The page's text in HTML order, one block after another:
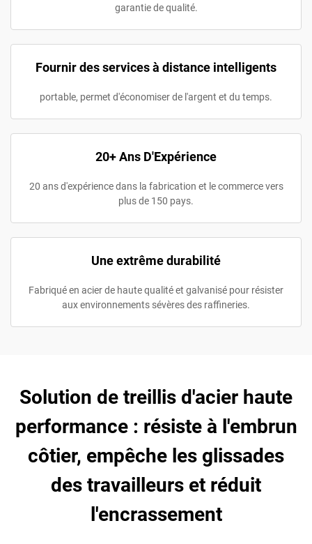
garantie de qualité.
Fournir des services à distance intelligents
portable, permet d'économiser de l'argent et du temps.
20+ Ans D'Expérience
20 ans d'expérience dans la fabrication et le commerce vers
plus de 150 pays.
Une extrême durabilité
Fabriqué en acier de haute qualité et galvanisé pour résister
aux environnements sévères des raffineries.
Solution de treillis d'acier haute
performance : résiste à l'embrun
côtier, empêche les glissades
des travailleurs et réduit
l'encrassement